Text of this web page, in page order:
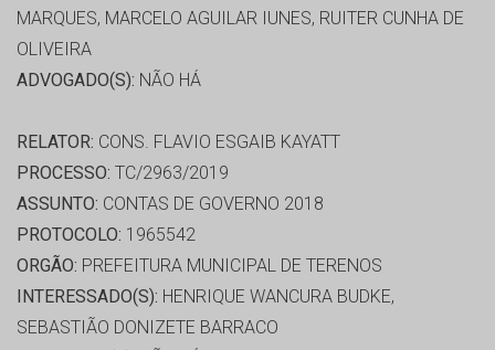
MARQUES, MARCELO AGUILAR IUNES, RUITER CUNHA DE
OLIVEIRA
ADVOGADO(S): NÃO HÁ
RELATOR: CONS. FLAVIO ESGAIB KAYATT
PROCESSO: TC/2963/2019
ASSUNTO: CONTAS DE GOVERNO 2018
PROTOCOLO: 1965542
ORGÃO: PREFEITURA MUNICIPAL DE TERENOS
INTERESSADO(S): HENRIQUE WANCURA BUDKE,
SEBASTIÃO DONIZETE BARRACO